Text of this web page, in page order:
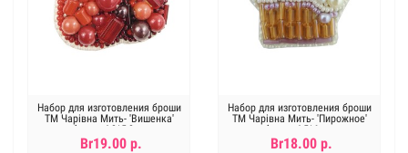
Набор для изготовления броши
ТМ Чарівна Мить- 'Вишенка'
брошь 4,0*5,0см
Br19.00 р.
Набор для изготовления броши
ТМ Чарівна Мить- 'Пирожное'
брошь 4,5*6см.
Br18.00 р.